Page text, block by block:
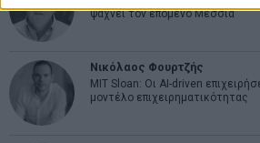
ψάχνει τον επόμενο Μεσσία
Νικόλαος Φουρτζής
MIT Sloan: Οι AI-driven
μοντέλο επιχειρηματικότητας